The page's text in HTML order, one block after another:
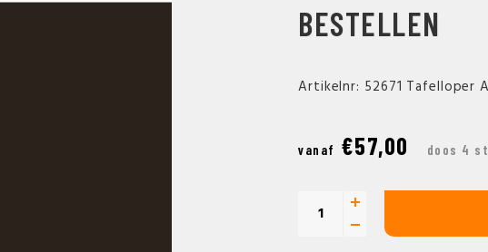
BESTELLEN
Artikelnr: 52671 Tafelloper
vanaf €57,00 doos 4